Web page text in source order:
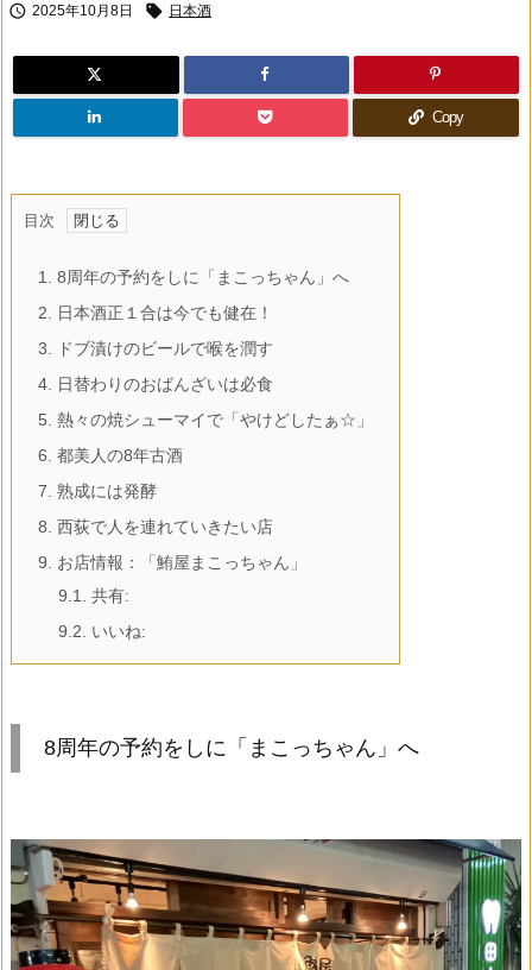
 2025年10月8日  日本酒
Copy
目次
1.
8周年の予約をしに「まこっちゃん」へ
2.
日本酒正１合は今でも健在！
3.
ドブ漬けのビールで喉を潤す
4.
日替わりのおばんざいは必食
5. 熱々の焼シューマイで「やけどしたぁ☆」
6. 都美人の8年古酒
7. 熟成には発酵
8. 西荻で人を連れていきたい店
9.
お店情報：「鮪屋まこっちゃん」
9.1.
共有:
9.2.
いいね:
8周年の予約をしに「まこっちゃん」へ